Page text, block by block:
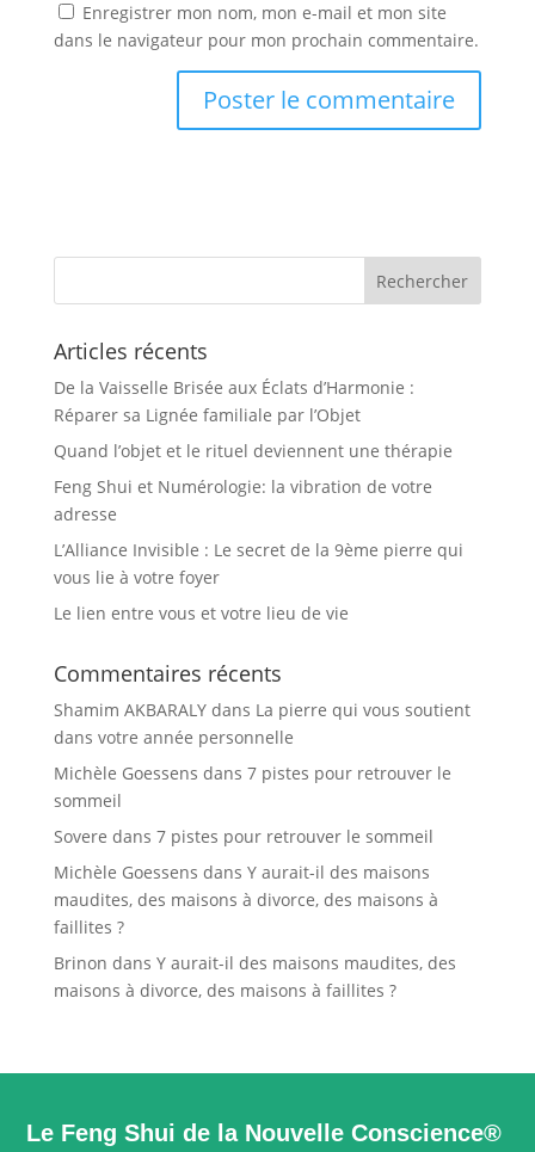
Enregistrer mon nom, mon e-mail et mon site
dans le navigateur pour mon prochain commentaire.
Articles récents
De la Vaisselle Brisée aux Éclats d’Harmonie :
Réparer sa Lignée familiale par l’Objet
Quand l’objet et le rituel deviennent une thérapie
Feng Shui et Numérologie: la vibration de votre
adresse
L’Alliance Invisible : Le secret de la 9ème pierre qui
vous lie à votre foyer
Le lien entre vous et votre lieu de vie
Commentaires récents
Shamim AKBARALYdans La pierre qui vous soutient
dans votre année personnelle
Michèle Goessens dans 7 pistes pour retrouver le
sommeil
Sovere dans 7 pistes pour retrouver le sommeil
Michèle Goessens dans Y aurait-il des maisons
maudites, des maisons à divorce, des maisons à
faillites ?
Brinon dans Y aurait-il des maisons maudites, des
maisons à divorce, des maisons à faillites ?
Le Feng Shui de la Nouvelle Conscience®